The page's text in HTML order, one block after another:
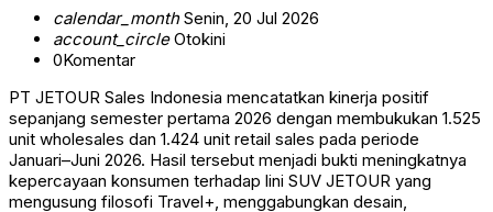
calendar_monthSenin, 20 Jul 2026
account_circleOtokini
0Komentar
PT JETOUR Sales Indonesia mencatatkan kinerja positif
sepanjang semester pertama 2026 dengan membukukan 1.525
unit wholesales dan 1.424 unit retail sales pada periode
Januari–Juni 2026. Hasil tersebut menjadi bukti meningkatnya
kepercayaan konsumen terhadap lini SUV JETOUR yang
mengusung filosofi Travel+, menggabungkan desain,